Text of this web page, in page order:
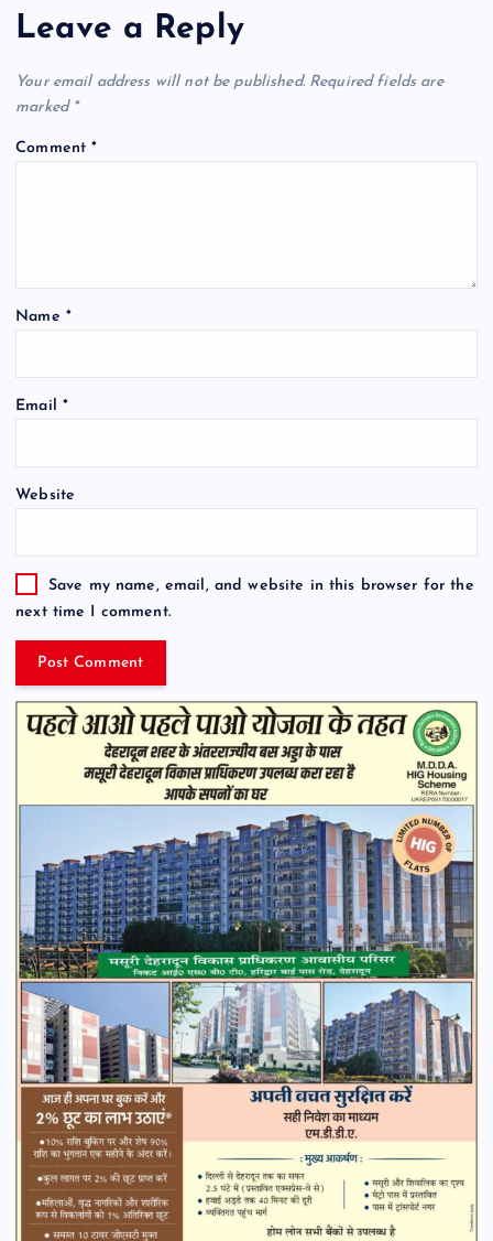
Leave a Reply
Your email address will not be published. Required fields are
marked *
Comment*
Name *
Email *
Website
Save my name, email, and website in this browser for the
next time I comment.